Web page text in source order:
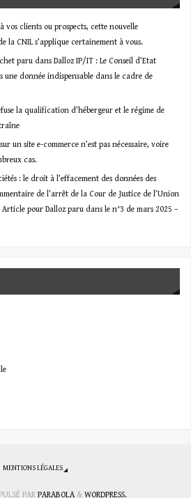
vos clients ou prospects, cette nouvelle
la CNIL s’applique certainement à vous.
paru dans Dalloz IP/IT : Le Conseil d’Etat
une donnée indispensable dans le cadre de
la qualification d’hébergeur et le régime de
un site e-commerce n’est pas nécessaire, voire
cas.
: le droit à l’effacement des données des
de l’arrêt de la Cour de Justice de l’Union
pour Dalloz paru dans le n°3 de mars 2025 –
MENTIONS LÉGALES
PAR PARABOLA& WORDPRESS.